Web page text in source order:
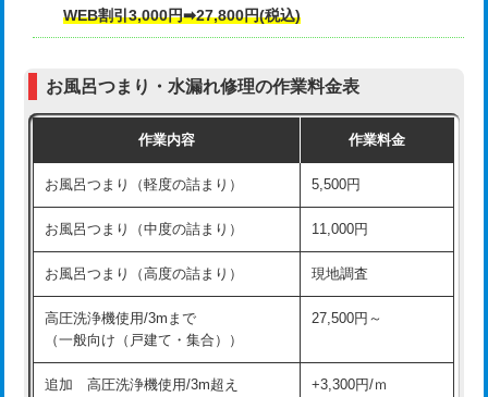
交換・取付（タンク）
交換・取付（普通便座） 11,000円+材料費
交換・取付（温水洗浄便座） 16,500円+材料費
交換・取付(単水栓（壁付・デッキ
式）)
13,200円+材料費
交換・取付(混合水栓（壁付・デッキ
式・ワンホール）)
16,500円+材料費
交換・取付(排水栓・排水トラップ
（P/S/ポップアップ））
22,000円+材料費
交換・取付（その他部品） 11,000円+材料費
WEB割引3,000円➡27,800円(税込)
お風呂つまり・水漏れ修理の作業料金表
作業内容 作業料金
お風呂つまり（軽度の詰まり） 5,500円
お風呂つまり（中度の詰まり） 11,000円
お風呂つまり（高度の詰まり） 現地調査
高圧洗浄機使用/3mまで
（一般向け（戸建て・集合））
27,500円～
追加 高圧洗浄機使用/3m超え
+3,300円/ｍ